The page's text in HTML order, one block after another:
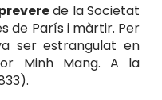
de la Societat
de París i màrtir. Per
ser estrangulat en
Minh Mang. A la